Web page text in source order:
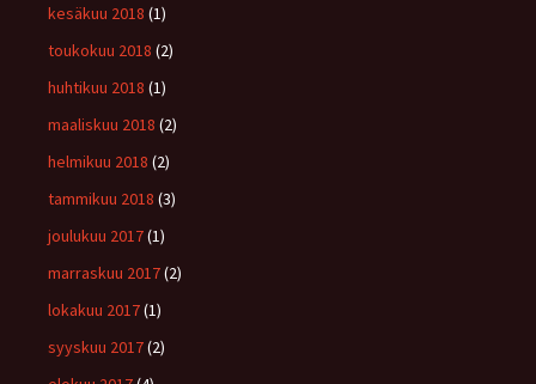
kesäkuu 2018 (1)
toukokuu 2018 (2)
huhtikuu 2018 (1)
maaliskuu 2018 (2)
helmikuu 2018 (2)
tammikuu 2018 (3)
joulukuu 2017(1)
marraskuu 2017(2)
lokakuu 2017(1)
syyskuu 2017(2)